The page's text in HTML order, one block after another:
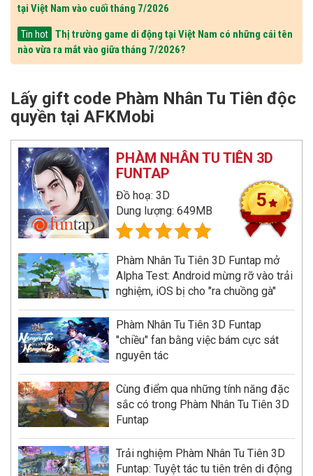
tại Việt Nam vào cuối tháng 7/2026
Tin hot
Thị trường game di động tại Việt Nam có những cái tên
nào vừa ra mắt vào giữa tháng 7/2026?
Lấy gift code Phàm Nhân Tu Tiên độc
quyền tại AFKMobi
PHÀM NHÂN TU TIÊN 3D
FUNTAP
Đồ hoạ: 3D
Dung lượng: 649MB
5
Phàm Nhân Tu Tiên 3D Funtap mở
Alpha Test: Android mừng rỡ vào trải
nghiệm, iOS bị cho "ra chuồng gà"
Phàm Nhân Tu Tiên 3D Funtap
"chiều" fan bằng việc bám cực sát
nguyên tác
Cùng điểm qua những tính năng đặc
sắc có trong Phàm Nhân Tu Tiên 3D
Funtap
Trải nghiệm Phàm Nhân Tu Tiên 3D
Funtap: Tuyệt tác tu tiên trên di động